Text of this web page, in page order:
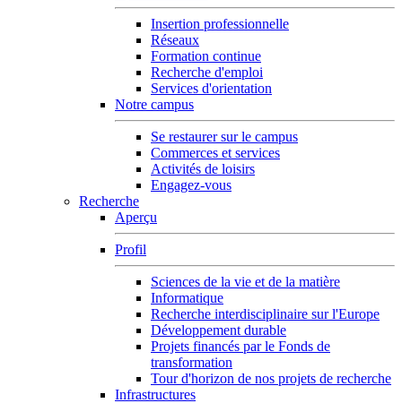
Insertion professionnelle
Réseaux
Formation continue
Recherche d'emploi
Services d'orientation
Notre campus
Se restaurer sur le campus
Commerces et services
Activités de loisirs
Engagez-vous
Recherche
Aperçu
Profil
Sciences de la vie et de la matière
Informatique
Recherche interdisciplinaire sur l'Europe
Développement durable
Projets financés par le Fonds de
transformation
Tour d'horizon de nos projets de recherche
Infrastructures